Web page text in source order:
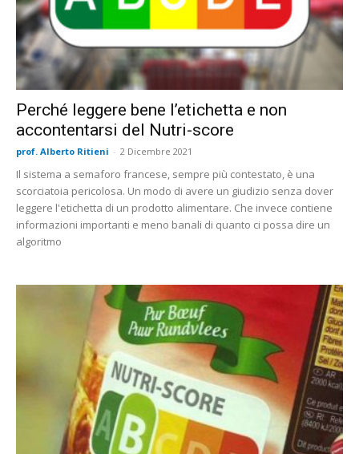
Perché leggere bene l’etichetta e non
accontentarsi del Nutri-score
prof. Alberto Ritieni - 2 Dicembre 2021
Il sistema a semaforo francese, sempre più contestato, è una
scorciatoia pericolosa. Un modo di avere un giudizio senza dover
leggere l'etichetta di un prodotto alimentare. Che invece contiene
informazioni importanti e meno banali di quanto ci possa dire un
algoritmo